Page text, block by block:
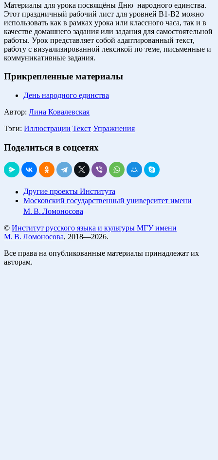
Материалы для урока посвящёны Дню народного единства.
Этот праздничный рабочий лист для уровней B1-B2 можно
использовать как в рамках урока или классного часа, так и в
качестве домашнего задания или задания для самостоятельной
работы. Урок представляет собой адаптированный текст,
работу с визуализированной лексикой по теме, письменные и
коммуникативные задания.
Прикрепленные материалы
День народного единства
Автор: Лина Ковалевская
Тэги: Иллюстрации Текст Упражнения
Поделиться в соцсетях
Другие проекты Института
Московский государственный университет имени
М. В. Ломоносова
© Институт русского языка и культуры МГУ имени
М. В. Ломоносова, 2018—2026.
Все права на опубликованные материалы принадлежат их
авторам.